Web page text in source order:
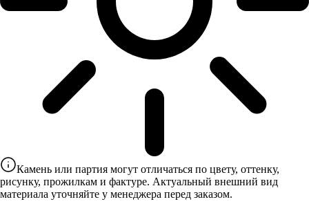
Камень или партия могут отличаться по цвету, оттенку,
рисунку, прожилкам и фактуре. Актуальный внешний вид
материала уточняйте у менеджера перед заказом.